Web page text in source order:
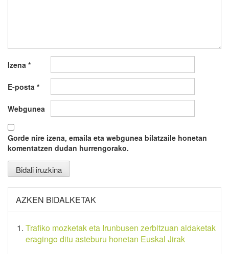
Izena *
E-posta *
Webgunea
Gorde nire izena, emaila eta webgunea bilatzaile honetan
komentatzen dudan hurrengorako.
AZKEN BIDALKETAK
Trafiko mozketak eta Irunbusen zerbitzuan aldaketak
eragingo ditu asteburu honetan Euskal Jirak